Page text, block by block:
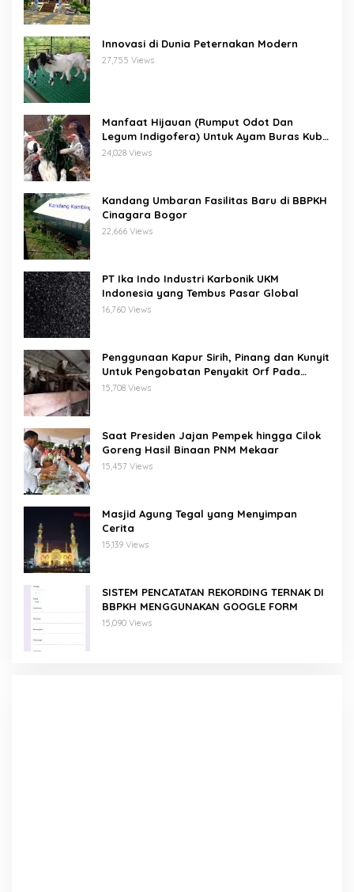
Innovasi di Dunia Peternakan Modern
27,755 Views
Manfaat Hijauan (Rumput Odot Dan
Legum Indigofera) Untuk Ayam Buras Kub
Dan Sensi
24,028 Views
Kandang Umbaran Fasilitas Baru di BBPKH
Cinagara Bogor
22,666 Views
PT Ika Indo Industri Karbonik UKM
Indonesia yang Tembus Pasar Global
16,760 Views
Penggunaan Kapur Sirih, Pinang dan Kunyit
Untuk Pengobatan Penyakit Orf Pada
Domba/Kambing
15,708 Views
Saat Presiden Jajan Pempek hingga Cilok
Goreng Hasil Binaan PNM Mekaar
15,457 Views
Masjid Agung Tegal yang Menyimpan
Cerita
15,139 Views
SISTEM PENCATATAN REKORDING TERNAK DI
BBPKH MENGGUNAKAN GOOGLE FORM
15,090 Views